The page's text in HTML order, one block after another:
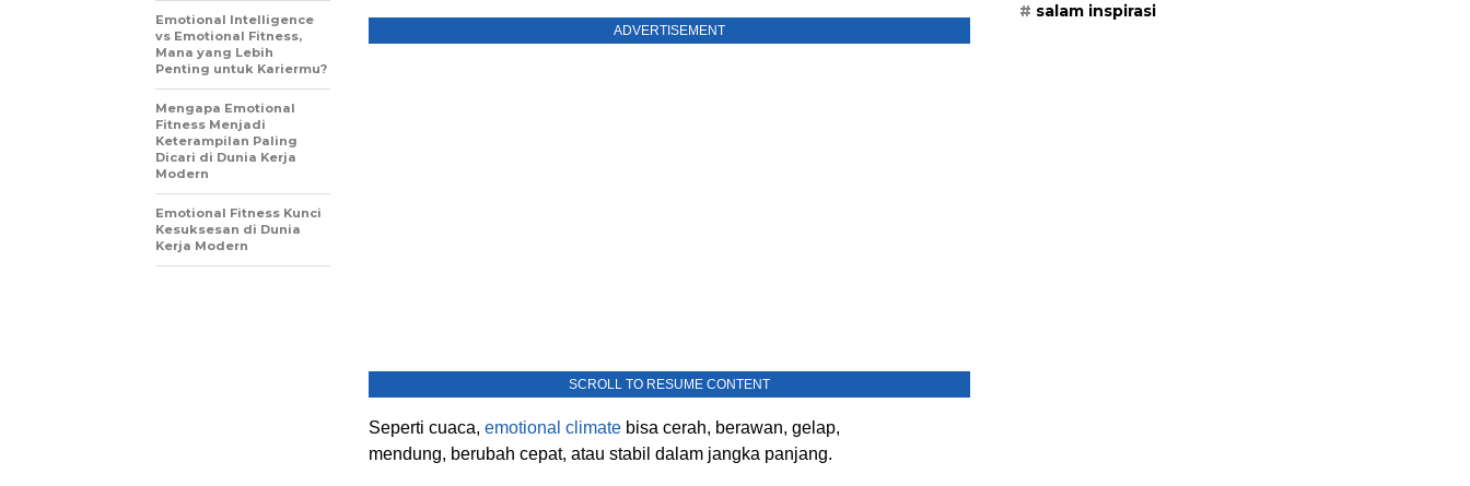
ADVERTISEMENT
SCROLL TO RESUME CONTENT
Seperti cuaca, emotional climate bisa cerah, berawan, gelap,
mendung, berubah cepat, atau stabil dalam jangka panjang.
Emotional Intelligence
vs Emotional Fitness,
Mana yang Lebih
Penting untuk Kariermu?
Mengapa Emotional
Fitness Menjadi
Keterampilan Paling
Dicari di Dunia Kerja
Modern
Emotional Fitness Kunci
Kesuksesan di Dunia
Kerja Modern
salam inspirasi